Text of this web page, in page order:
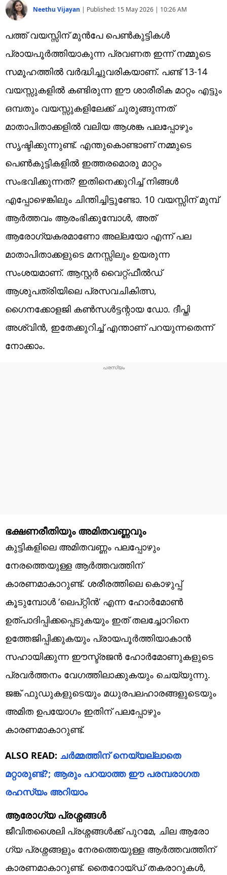
Neethu Vijayan | Published: 15 May 2026 | 10:26 AM
പത്ത് വയസ്സിന് മുൻപേ പെൺകുട്ടികൾ
പ്രായപൂർത്തിയാകുന്ന പ്രവണത ഇന്ന് നമ്മുടെ
സമൂഹത്തിൽ വർദ്ധിച്ചുവരികയാണ്. പണ്ട് 13-14
വയസ്സുകളിൽ കണ്ടിരുന്ന ഈ ശാരീരിക മാറ്റം എട്ടും
ഒമ്പതും വയസ്സുകളിലേക്ക് ചുരുങ്ങുന്നത്
മാതാപിതാക്കളിൽ വലിയ ആശങ്ക പലപ്പോഴും
സൃഷ്ടിക്കുന്നുണ്ട്. എന്തുകൊണ്ടാണ് നമ്മുടെ
പെൺകുട്ടികളിൽ ഇത്തരമൊരു മാറ്റം
സംഭവിക്കുന്നത്? ഇതിനെക്കുറിച്ച് നിങ്ങൾ
എപ്പോഴെങ്കിലും ചിന്തിച്ചിട്ടുണ്ടോ. 10 വയസ്സിന് മുമ്പ്
ആർത്തവം ആരംഭിക്കുമ്പോൾ, അത്
ആരോഗ്യകരമാണോ അല്ലയോ എന്ന് പല
മാതാപിതാക്കളുടെ മനസ്സിലും ഉയരുന്ന
സംശയമാണ്. ആസ്റ്റർ വൈറ്റ്‌ഫീൽഡ്
ആശുപത്രിയിലെ പ്രസവചികിത്സ,
ഗൈനക്കോളജി കൺസൾട്ടന്റായ ഡോ. ദീപ്തി
അശ്വിൻ, ഇതേക്കുറിച്ച് എന്താണ് പറയുന്നതെന്ന്
നോക്കാം.
ഭക്ഷണരീതിയും അമിതവണ്ണവും
കുട്ടികളിലെ അമിതവണ്ണം പലപ്പോഴും
നേരത്തെയുള്ള ആർത്തവത്തിന്
കാരണമാകാറുണ്ട്. ശരീരത്തിലെ കൊഴുപ്പ്
കൂടുമ്പോൾ ‘ലെപ്റ്റിൻ’ എന്ന ഹോർമോൺ
ഉത്പാദിപ്പിക്കപ്പെടുകയും ഇത് തലച്ചോറിനെ
ഉത്തേജിപ്പിക്കുകയും പ്രായപൂർത്തിയാകാൻ
സഹായിക്കുന്ന ഈസ്ട്രജൻ ഹോർമോണുകളുടെ
പ്രവർത്തനം വേഗത്തിലാക്കുകയും ചെയ്യുന്നു.
ജങ്ക് ഫുഡുകളുടെയും മധുരപലഹാരങ്ങളുടെയും
അമിത ഉപയോഗം ഇതിന് പലപ്പോഴും
കാരണമാകാറുണ്ട്.
ALSO READ: ചർമ്മത്തിന് നെയ്യല്ലാതെ
മറ്റാരുണ്ട്?; ആരും പറയാത്ത ഈ പരമ്പരാഗത
രഹസ്യം അറിയാം
ആ​രോ​ഗ്യ പ്രശ്നങ്ങൾ
ജീവിതശൈലി പ്രശ്നങ്ങൾക്ക് പുറമേ, ചില ആരോ​
ഗ്യ പ്രശ്നങ്ങളും നേരത്തെയുള്ള ആർത്തവത്തിന്
കാരണമാകാറുണ്ട്. തൈറോയ്ഡ് തകരാറുകൾ,